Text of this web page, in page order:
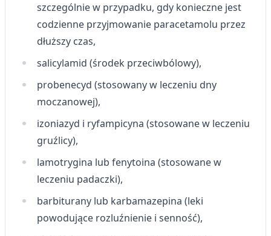
szczególnie w przypadku, gdy konieczne jest
codzienne przyjmowanie paracetamolu przez
dłuższy czas,
salicylamid (środek przeciwbólowy),
probenecyd (stosowany w leczeniu dny
moczanowej),
izoniazyd i ryfampicyna (stosowane w leczeniu
gruźlicy),
lamotrygina lub fenytoina (stosowane w
leczeniu padaczki),
barbiturany lub karbamazepina (leki
powodujące rozluźnienie i senność),